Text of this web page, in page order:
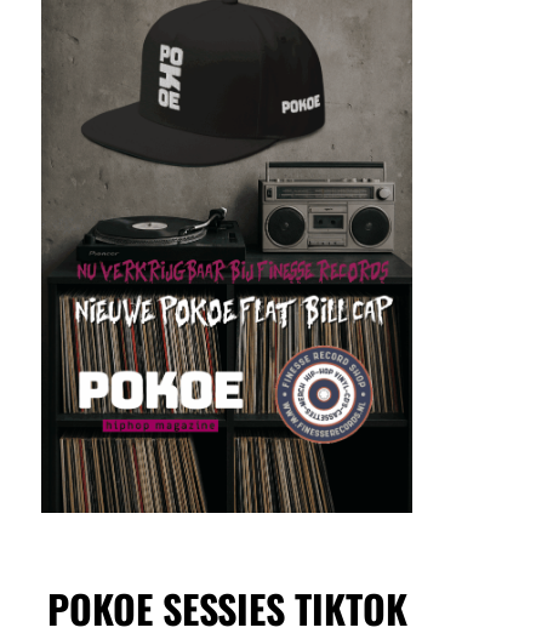
POKOE SESSIES TIKTOK